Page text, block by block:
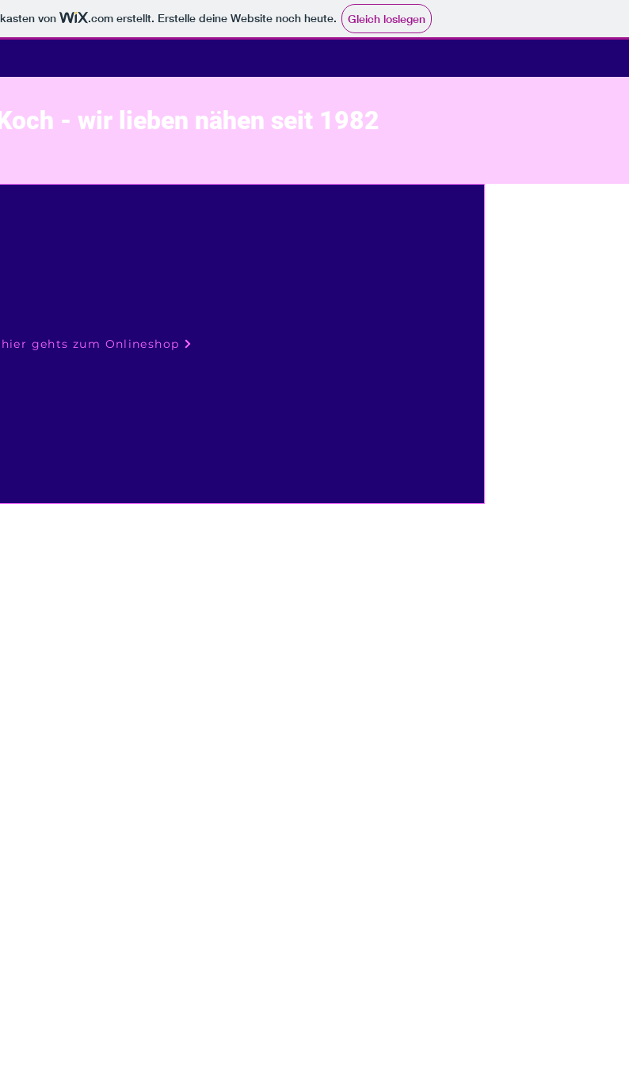
von .com erstellt. Erstelle deine Website noch heute. Gleich loslegen
- wir lieben nähen seit 1982
hier gehts zum Onlineshop